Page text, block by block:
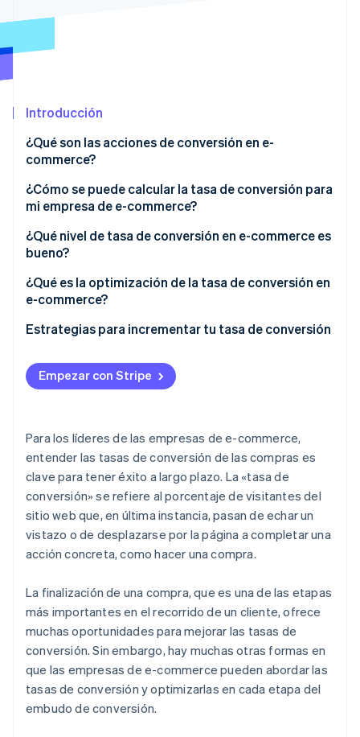
Radar
Eliminación de dióxido de carbono
Identity
Verificación de identidad en línea
Stripe Sessions 2026
Descubre cómo Stripe está construyendo la
para la IA.
Ver ahora
Introducción
¿Qué son las acciones de conversión en e-
commerce?
¿Cómo se puede calcular la tasa de conversión para
mi empresa de e-commerce?
¿Qué nivel de tasa de conversión en e-commerce es
bueno?
¿Qué es la optimización de la tasa de conversión en
e-commerce?
Estrategias para incrementar tu tasa de conversión
Crear una interfaz y una infraestructura de pagos
extraordinarias
Afrontar el fraude y prevenir pagos rechazados
falsos
Ofrecer varios métodos de pago
Empezar con Stripe
Para los líderes de las empresas de e-commerce,
entender las tasas de conversión de las compras es
clave para tener éxito a largo plazo. La «tasa de
conversión» se refiere al porcentaje de visitantes del
sitio web que, en última instancia, pasan de echar un
vistazo o de desplazarse por la página a completar una
acción concreta, como hacer una compra.
La finalización de una compra, que es una de las etapas
más importantes en el recorrido de un cliente, ofrece
muchas oportunidades para mejorar las tasas de
conversión. Sin embargo, hay muchas otras formas en
que las empresas de e-commerce pueden abordar las
tasas de conversión y optimizarlas en cada etapa del
embudo de conversión.